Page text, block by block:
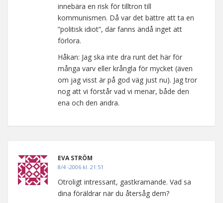
innebära en risk för tilltron till
kommunismen. Då var det bättre att ta en
”politisk idiot”, där fanns ändå inget att
förlora.
Håkan: Jag ska inte dra runt det här för
många varv eller krångla för mycket (även
om jag visst är på god väg just nu). Jag tror
nog att vi förstår vad vi menar, både den
ena och den andra.
EVA STRÖM
8/4 -2006 kl. 21:51
Otroligt intressant, gastkramande. Vad sa
dina föräldrar när du återsåg dem?